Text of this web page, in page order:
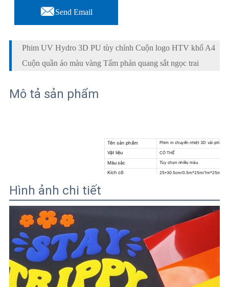
Send Email
Phim UV Hydro 3D PU tùy chỉnh Cuộn logo HTV khổ A4
Cuộn quần áo màu vàng Tấm phản quang sắt ngọc trai
Mô tả sản phẩm
Tên sản phẩm Phim in chuyển nhiệt 3D vải phồng
Vật liệu CÓ THỂ
Màu sắc Tùy chọn nhiều màu
Kích cỡ 25*30.5cm/0.5m*25m/1m*25m
Hình ảnh chi tiết